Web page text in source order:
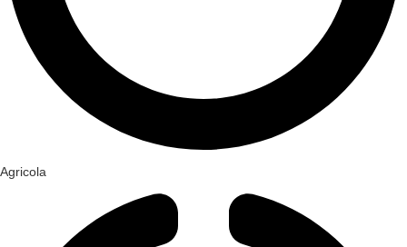
Agricola